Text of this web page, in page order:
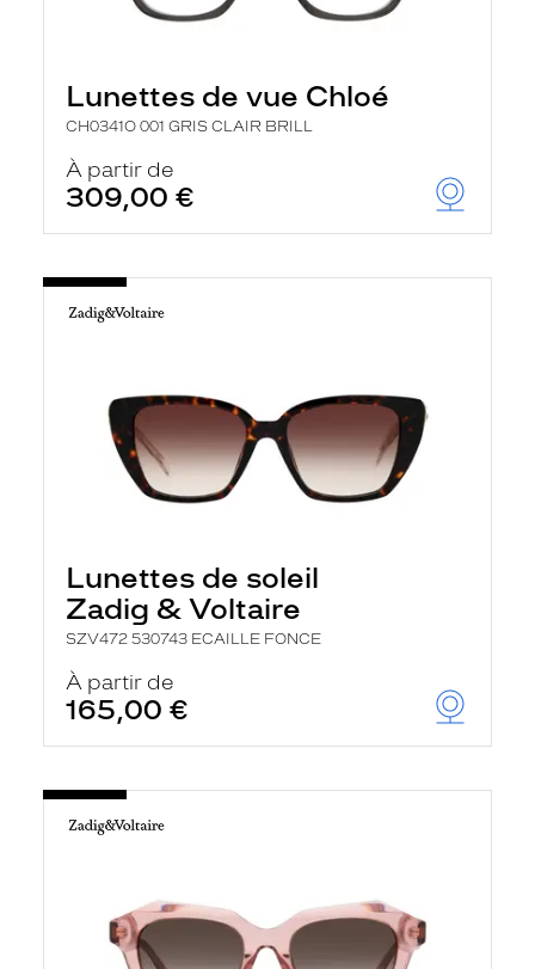
Lunettes de vue Chloé
CH0341O 001 GRIS CLAIR BRILL
À partir de
309,00 €
Lunettes de soleil
Zadig & Voltaire
SZV472 530743 ECAILLE FONCE
À partir de
165,00 €